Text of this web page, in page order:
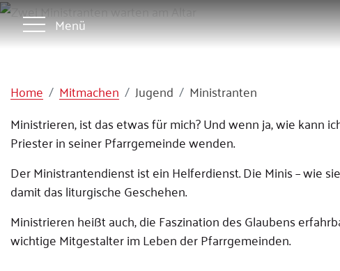
Menü
Home Mitmachen Jugend
Ministranten
Ministrieren, ist das etwas für mich? Und wenn ja, wie kann
Priester in seiner Pfarrgemeinde wenden.
Der Ministrantendienst ist ein Helferdienst. Die Minis – wie
damit das liturgische Geschehen.
Ministrieren heißt auch, die Faszination des Glaubens
wichtige Mitgestalter im Leben der Pfarrgemeinden.